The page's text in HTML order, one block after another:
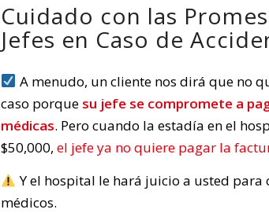
Cuidado con las
Jefes en Caso de
A menudo, un cliente nos dirá que no
caso porque su jefe se compromete a
médicas. Pero cuando la estadía en el
$50,000,el jefe ya no quiere pagar la
Y el hospital le hará juicio a usted para
médicos.